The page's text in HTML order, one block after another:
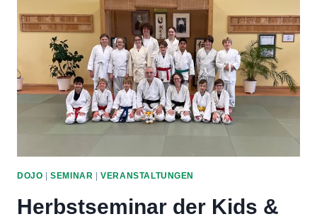
DOJO |SEMINAR |VERANSTALTUNGEN
Herbstseminar der Kids &